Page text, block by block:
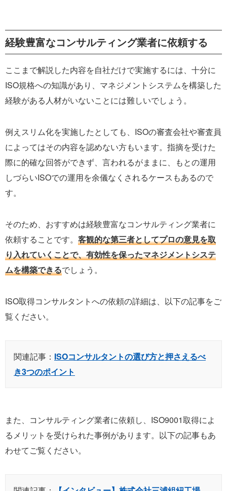
経験豊富なコンサルティング業者に依頼する
ここまで解説した内容を自社だけで実施するには、十分に
ISO規格への知識があり、マネジメントシステムを構築した
経験がある人材がいないことには難しいでしょう。
例えスリム化を実施したとしても、ISOの審査会社や審査員
によってはその内容を認めない方もいます。指摘を受けた
際に的確な回答ができず、言われるがままに、もとの運用
しづらいISOでの運用を余儀なくされるケースもあるので
す。
そのため、おすすめは経験豊富なコンサルティング業者に
依頼することです。 客観的な第三者としてプロの意見を取
り入れていくことで、有効性を保ったマネジメントシステ
ムを構築できるでしょう。
ISO取得コンサルタントへの依頼の詳細は、以下の記事をご
覧ください。
関連記事： ISOコンサルタントの選び方と押さえるべ
き3つのポイント
また、コンサルティング業者に依頼し、ISO9001取得によ
るメリットを受けられた事例があります。以下の記事もあ
わせてご覧ください。